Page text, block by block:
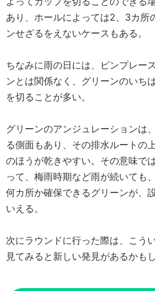
あり、ホールによっては2、3カ所
ンせざるをえないケースもある。
ちなみに雨の日には、ピンプレー
ンとは関係なく、グリーンのいち
を切ることが多い。
グリーンのアンジュレーションは
る側面もあり、その排水ルートの
のほうが乾きやすい。その意味で
って、梅雨時期など雨が続いても
何カ所か確保できるグリーンが、
いえる。
次にラウンドに行った際は、こう
見てみると新しい発見があるかも